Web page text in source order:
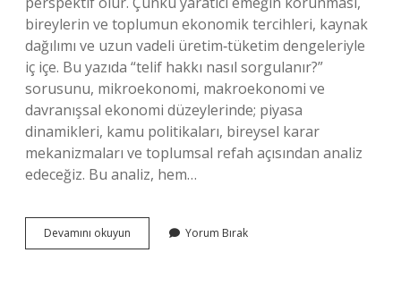
bireylerin ve toplumun ekonomik tercihleri, kaynak
dağılımı ve uzun vadeli üretim‑tüketim dengeleriyle
iç içe. Bu yazıda “telif hakkı nasıl sorgulanır?”
sorusunu, mikroekonomi, makroekonomi ve
davranışsal ekonomi düzeylerinde; piyasa
dinamikleri, kamu politikaları, bireysel karar
mekanizmaları ve toplumsal refah açısından analiz
edeceğiz. Bu analiz, hem…
Devamını okuyun
hakkı
Yorum Bırak